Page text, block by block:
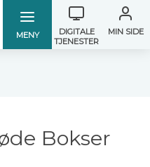
DIGITALE
TJENESTER
MIN SIDE
MENY
Bokser